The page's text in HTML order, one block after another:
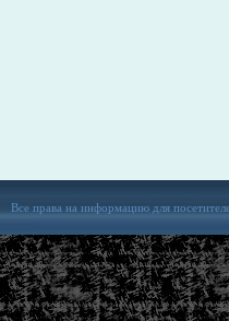
Все права на информацию для